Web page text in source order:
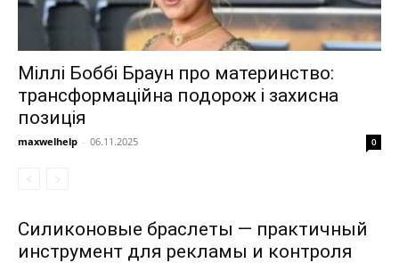
Міллі Боббі Браун про материнство:
трансформаційна подорож і захисна
позиція
maxwelhelp - 06.11.2025 0
Силиконовые браслеты — практичный
инструмент для рекламы и контроля